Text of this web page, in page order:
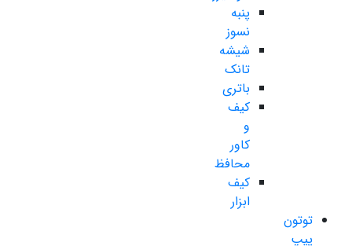
پنبه
نسوز
شیشه
تانک
باتری
کیف
و
کاور
محافظ
کیف
ابزار
توتون
پیپ